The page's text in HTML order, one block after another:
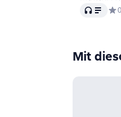
Audio 0
Mit